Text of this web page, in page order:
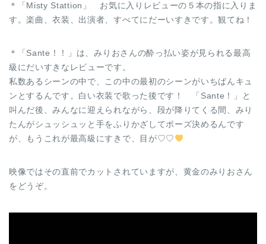
＊「Misty Stattion」 お気に入りレビューの５本の指に入りま
す。楽曲、衣装、出演者、すべてにだーいすきです。観てね！
＊「Sante！！」は、みりおさんの酔っ払い姿が見られる最高
級にだいすきなレビューです。
私数あるシーンの中で、この中の最初のシーンがいちばんキュ
ンとするんです。白い衣装で歌った後です！ 「Sante！」と
叫んだ後、みんなに迎えられながら、段が降りてくる間、みり
たんがシュッシュッと手をふりかざしてポーズ決めるんです
が、もうこれが最高級にすきで、目が♡♡
映像ではその直前でカットされていますが、黄金のみりおさん
をどうぞ。